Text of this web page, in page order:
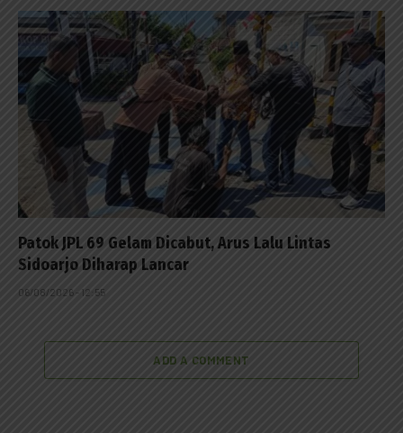
Patok JPL 69 Gelam Dicabut, Arus Lalu Lintas
Sidoarjo Diharap Lancar
06/08/2026 - 12:55
ADD A COMMENT